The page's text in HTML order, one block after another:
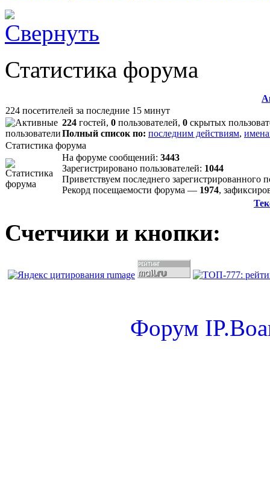
Статистика форума
224 посетителей за последние 15 минут
224 гостей, 0 пользователей, 0 скрытых
Полный список по: последним действиям,
Статистика форума
На форуме сообщений: 3443
Зарегистрировано пользователей: 1044
Приветствуем последнего зарегистрированного
Рекорд посещаемости форума — 1974,
Счетчики и кнопки:
Форум